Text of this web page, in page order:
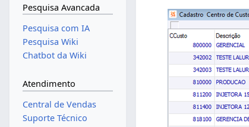
Pesquisa Avancada
Pesquisa com IA
Pesquisa Wiki
Chatbot da Wiki
Atendimento
Central de Vendas
Suporte Técnico